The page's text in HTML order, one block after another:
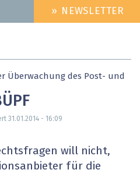
HEADER
MENU
» NEWSLETTER
Überwachung des Post- und
31.01.2014 - 16:09
will nicht,
für die